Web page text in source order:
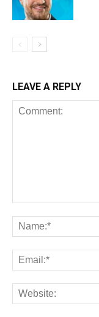
LEAVE A REPLY